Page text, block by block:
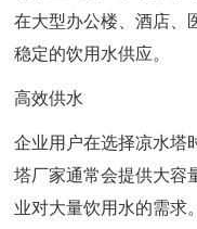
在大型办公楼、酒店、
稳定的饮用水供应。
高效供水
企业用户在选择凉水塔
塔厂家通常会提供大容
业对大量饮用水的需求